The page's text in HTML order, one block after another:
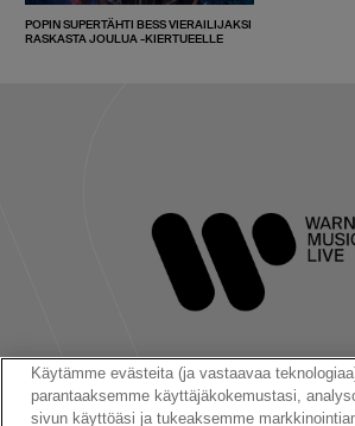
POPIN SUPERTÄHTI BESS VIERAILIJAKSI
RASKASTA JOULUA -KIERTUEELLE
Seuraa meitä:
Käytämme evästeita (ja vastaavaa
parantaaksemme käyttäjäkokemustasi,
sivun käyttöäsi ja tukeaksemme